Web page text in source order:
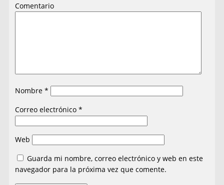
Comentario
Nombre*
Correo electrónico*
Web
Guarda mi nombre, correo electrónico y web en este
navegador para la próxima vez que comente.